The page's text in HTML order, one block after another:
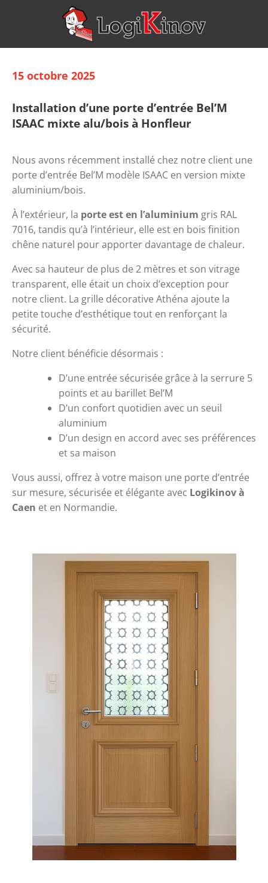
15 octobre 2025
Installation d’une porte d’entrée Bel’M
ISAAC mixte alu/bois à Honfleur
Nous avons récemment installé chez notre client une
porte d’entrée Bel’M modèle ISAAC en version mixte
aluminium/bois.
À l’extérieur, la porte est en l’aluminium gris RAL
7016, tandis qu’à l’intérieur, elle est en bois finition
chêne naturel pour apporter davantage de chaleur.
Avec sa hauteur de plus de 2 mètres et son vitrage
transparent, elle était un choix d’exception pour
notre client. La grille décorative Athéna ajoute la
petite touche d’esthétique tout en renforçant la
sécurité.
Notre client bénéficie désormais :
D’une entrée sécurisée grâce à la serrure 5
points et au barillet Bel’M
D’un confort quotidien avec un seuil
aluminium
D’un design en accord avec ses préférences
et sa maison
Vous aussi, offrez à votre maison une porte d’entrée
sur mesure, sécurisée et élégante avec Logikinov à
Caen et en Normandie.